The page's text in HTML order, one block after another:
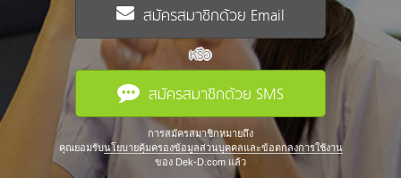
สมัครสมาชิกด้วย Email
หรือ
สมัครสมาชิกด้วย SMS
การสมัครสมาชิกหมายถึง
คุณยอมรับนโยบายคุ้มครองข้อมูลส่วนบุคคลและข้อตกลงการใช้งาน
ของ Dek-D.com แล้ว